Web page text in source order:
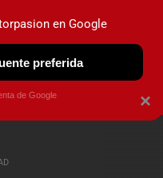
OBSERVATORIO
×
en Google
preferida
de Google